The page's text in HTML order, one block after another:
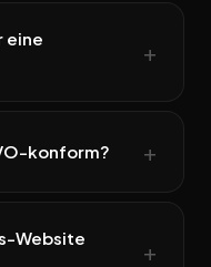
eine
konform?
Website